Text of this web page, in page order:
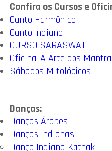
Confira os Cursos e
Canto Harmônico
Canto Indiano
CURSO SARASWATI
Oficina: A Arte dos
Sábados Mitológicos
Danças:
Danças Árabes
Danças Indianas
Dança Indiana Kathak